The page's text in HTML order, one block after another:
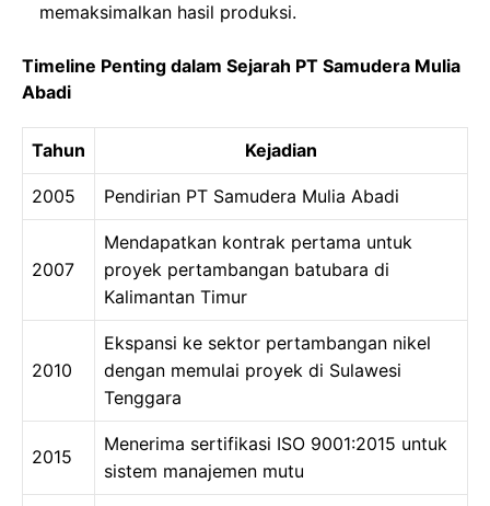
memaksimalkan hasil produksi.
Timeline Penting dalam Sejarah PT Samudera Mulia
Abadi
Tahun Kejadian
2005 Pendirian PT Samudera Mulia Abadi
2007
Mendapatkan kontrak pertama untuk
proyek pertambangan batubara di
Kalimantan Timur
2010
Ekspansi ke sektor pertambangan nikel
dengan memulai proyek di Sulawesi
Tenggara
2015
Menerima sertifikasi ISO 9001:2015 untuk
sistem manajemen mutu